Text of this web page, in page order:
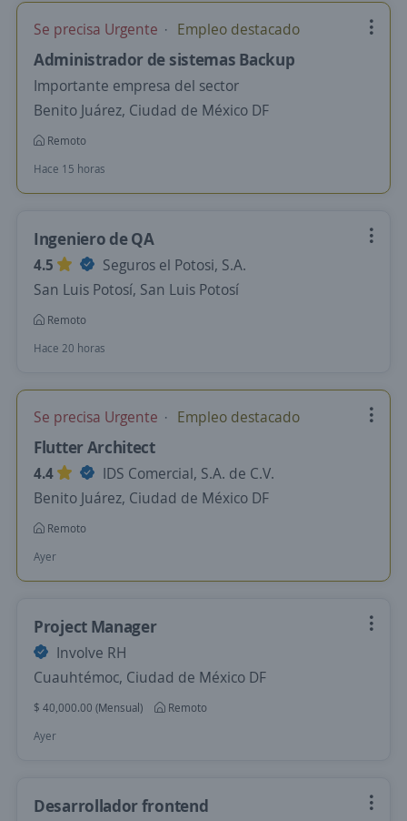
Se precisa Urgente Empleo destacado
Administrador de sistemas Backup
Importante empresa del sector
Benito Juárez, Ciudad de México DF
Remoto
Hace 15 horas
Ingeniero de QA
4.5
Seguros el Potosi, S.A.
San Luis Potosí, San Luis Potosí
Remoto
Hace 20 horas
Se precisa Urgente Empleo destacado
Flutter Architect
4.4
IDS Comercial, S.A. de C.V.
Benito Juárez, Ciudad de México DF
Remoto
Ayer
Project Manager
Involve RH
Cuauhtémoc, Ciudad de México DF
$ 40,000.00 (Mensual)
Remoto
Ayer
Desarrollador frontend